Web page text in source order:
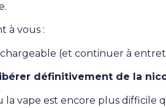
à vous :
(et continuer à
définitivement de la
vape est encore plus difficile